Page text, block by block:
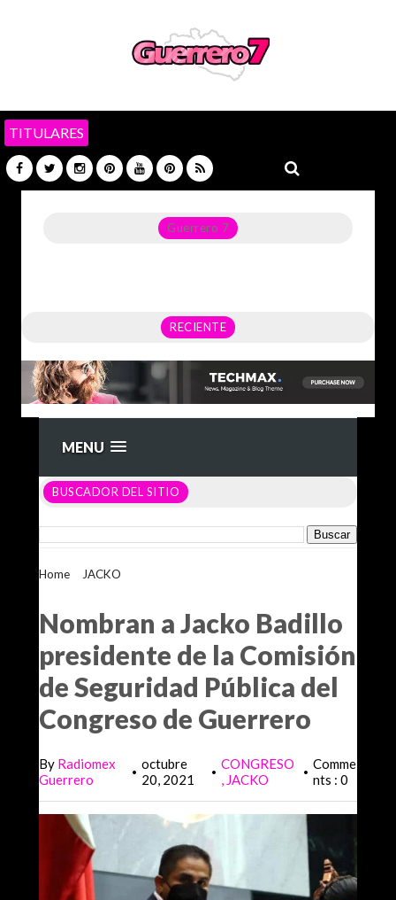
TITULARES
Guerrero 7
RECIENTE
MENU
BUSCADOR DEL SITIO
Home JACKO
Nombran a Jacko Badillo
presidente de la Comisión
de Seguridad Pública del
Congreso de Guerrero
By Radiomex
Guerrero
• octubre
20, 2021
• CONGRESO
JACKO
• Comme
nts : 0